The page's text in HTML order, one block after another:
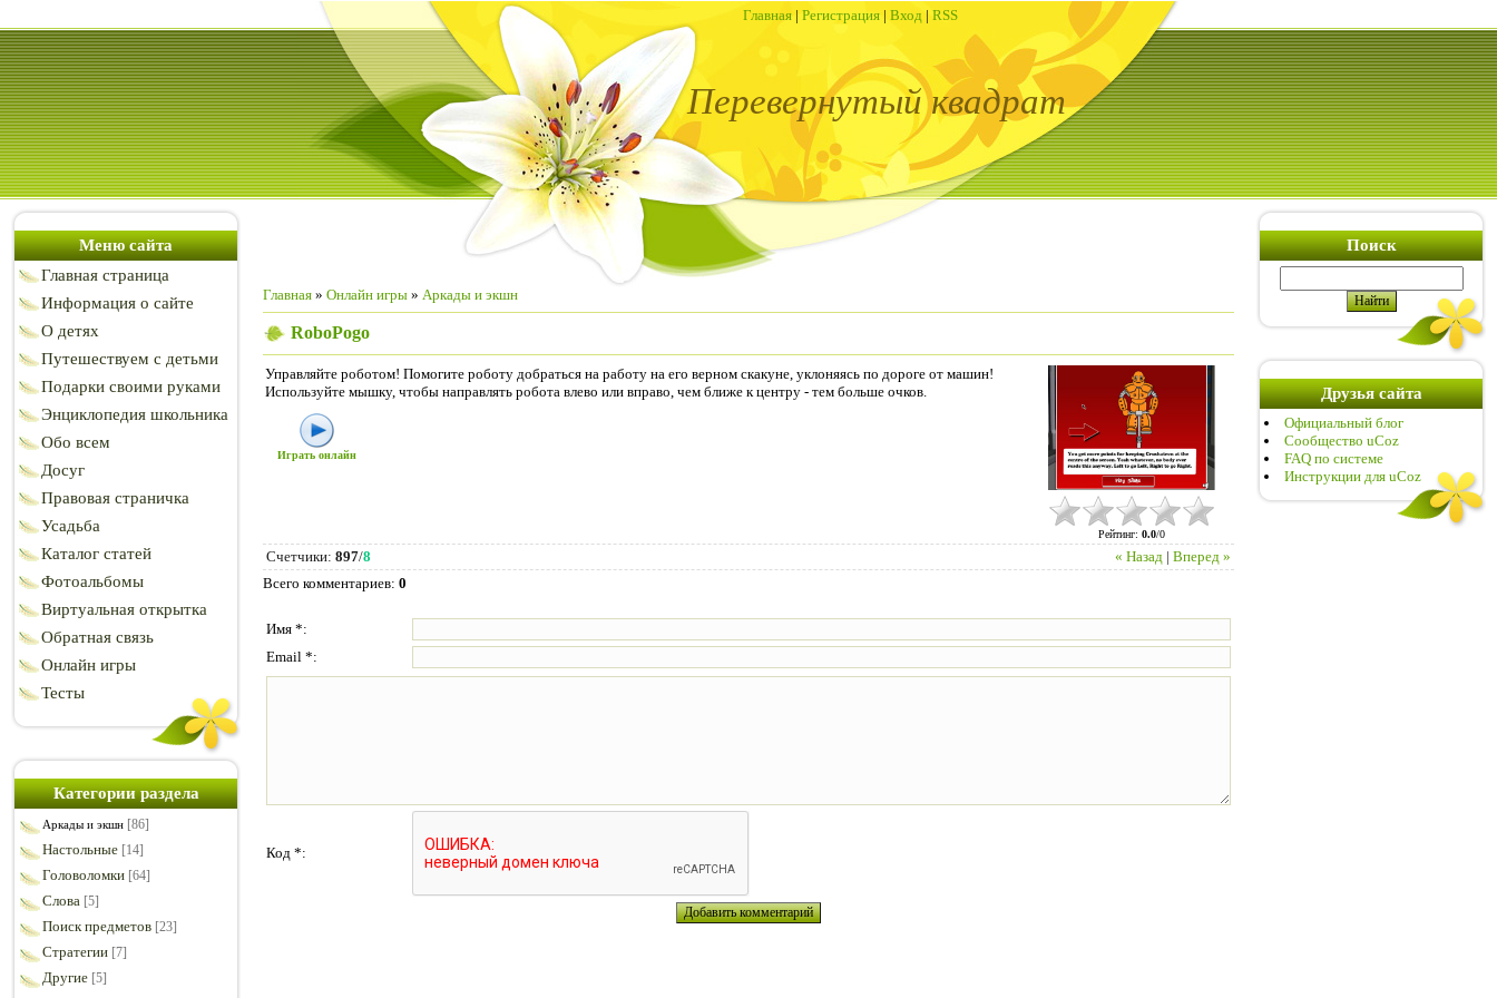
Главная | Регистрация | Вход | RSS
Перевернутый квадрат
Меню сайта
Главная страница
Информация о сайте
О детях
Путешествуем с детьми
Подарки своими руками
Энциклопедия школьника
Обо всем
Досуг
Правовая страничка
Усадьба
Каталог статей
Фотоальбомы
Виртуальная открытка
Обратная связь
Онлайн игры
Тесты
Категории раздела
Аркады и экшн [86]
Настольные [14]
Головоломки [64]
Слова [5]
Поиск предметов [23]
Стратегии [7]
Другие [5]
Главная » Онлайн игры » Аркады и экшн
RoboPogo
Управляйте роботом! Помогите роботу добраться на работу на его верном скакуне, уклоняясь по дороге от машин!
Используйте мышку, чтобы направлять робота влево или вправо, чем ближе к центру - тем больше очков.
Играть онлайн
Рейтинг: 0.0/0
« Назад | Вперед »
Счетчики: 897/8
Всего комментариев: 0
Имя *:
Email *:
Код *:
Поиск
Друзья сайта
Официальный блог
Сообщество uCoz
FAQ по системе
Инструкции для uCoz